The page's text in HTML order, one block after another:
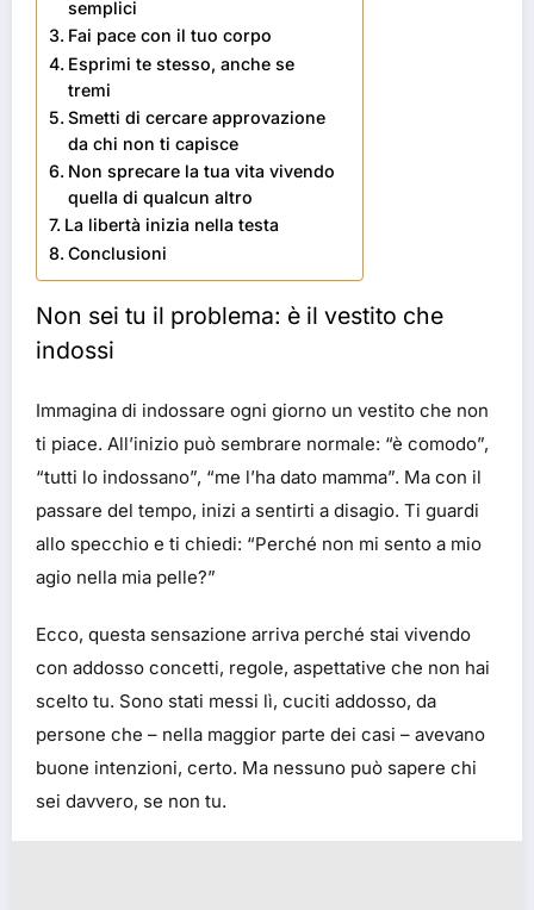
semplici
Fai pace con il tuo corpo
Esprimi te stesso, anche se
tremi
Smetti di cercare approvazione
da chi non ti capisce
Non sprecare la tua vita vivendo
quella di qualcun altro
La libertà inizia nella testa
Conclusioni
Non sei tu il problema: è il vestito che
indossi
Immagina di indossare ogni giorno un vestito che non
ti piace. All’inizio può sembrare normale: “è comodo”,
“tutti lo indossano”, “me l’ha dato mamma”. Ma con il
passare del tempo, inizi a sentirti a disagio. Ti guardi
allo specchio e ti chiedi: “Perché non mi sento a mio
agio nella mia pelle?”
Ecco, questa sensazione arriva perché stai vivendo
con addosso concetti, regole, aspettative che non hai
scelto tu. Sono stati messi lì, cuciti addosso, da
persone che – nella maggior parte dei casi – avevano
buone intenzioni, certo. Ma nessuno può sapere chi
sei davvero, se non tu.